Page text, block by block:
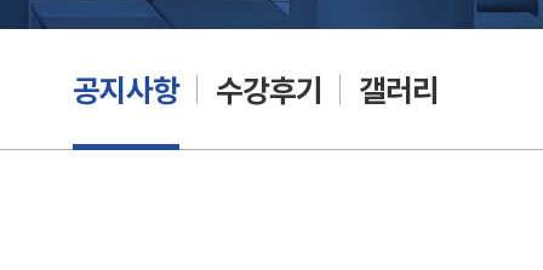
공지사항 수강후기 갤러리